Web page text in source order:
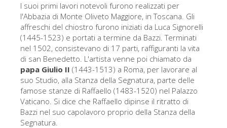
Musei di Firenze
Museo nazionale del Bargello
Galleria dell'Accademia
Galleria Palatina
Museo delle Cappelle Medicee
Museo di san Marco
Museo Archeologico
I suoi primi lavori notevoli furono realizzati per
l'Abbazia di Monte Oliveto Maggiore, in Toscana. Gli
affreschi del chiostro furono iniziati da Luca Signorelli
(1445-1523) e portati a termine da Bazzi. Terminati
nel 1502, consistevano di 17 parti, raffiguranti la vita
di san Benedetto. L'artista venne poi chiamato da
papa Giulio II (1443-1513) a Roma, per lavorare al
suo Studio, alla Stanza della Segnatura, parte delle
famose stanze di Raffaello (1483-1520) nel Palazzo
Vaticano. Si dice che Raffaello dipinse il ritratto di
Bazzi nel suo capolavoro proprio della Stanza della
Segnatura.